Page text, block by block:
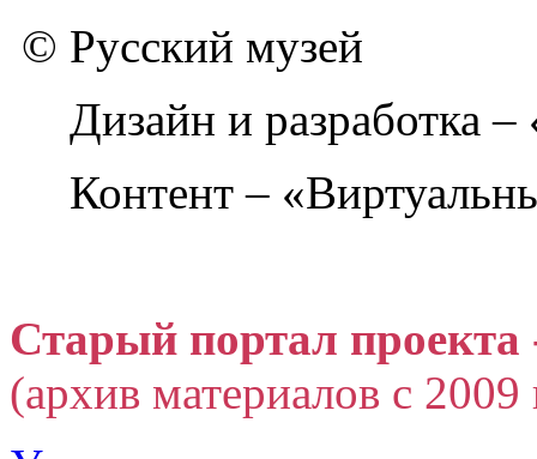
© Русский музей
Дизайн и разработка
Контент –
Старый портал
(архив материалов с